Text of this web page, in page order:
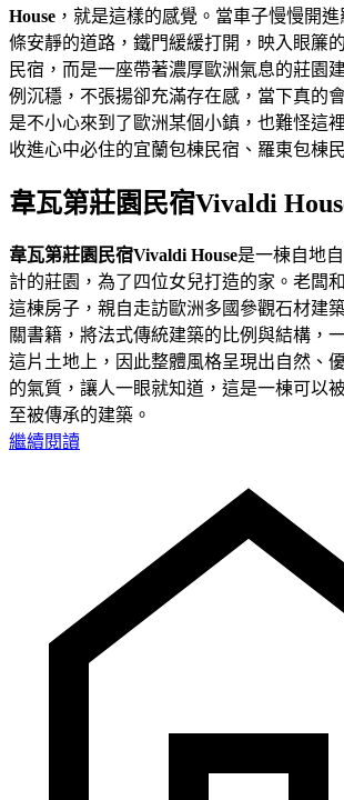
House ，就是這樣的感覺。當車子慢慢開
條安靜的道路，鐵門緩緩打開，映入眼簾
民宿，而是一座帶著濃厚歐洲氣息的莊園
例沉穩，不張揚卻充滿存在感，當下真的
是不小心來到了歐洲某個小鎮，也難怪這
收進心中必住的宜蘭包棟民宿、羅東包棟
韋瓦第莊園民宿Vivaldi
韋瓦第莊園民宿Vivaldi House是一棟自地
計的莊園，為了四位女兒打造的家。老闆
這棟房子，親自走訪歐洲多國參觀石材建
關書籍，將法式傳統建築的比例與結構，
這片土地上，因此整體風格呈現出自然、
的氣質，讓人一眼就知道，這是一棟可以
至被傳承的建築。
繼續閱讀